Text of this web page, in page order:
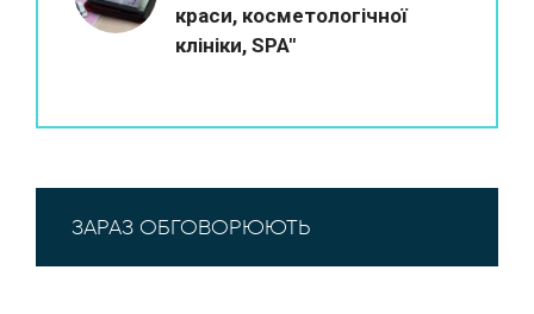
краси, косметологічної
клініки, SPA"
ЗАРАЗ ОБГОВОРЮЮТЬ